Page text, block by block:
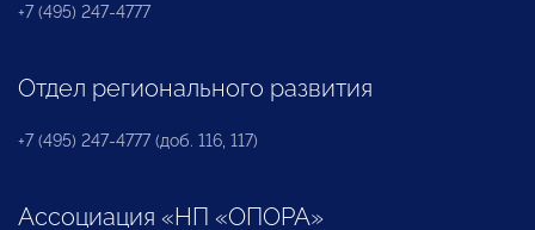
+7 (495) 247-4777
Отдел регионального развития
+7 (495) 247-4777 (доб. 116, 117)
Ассоциация «НП «ОПОРА»